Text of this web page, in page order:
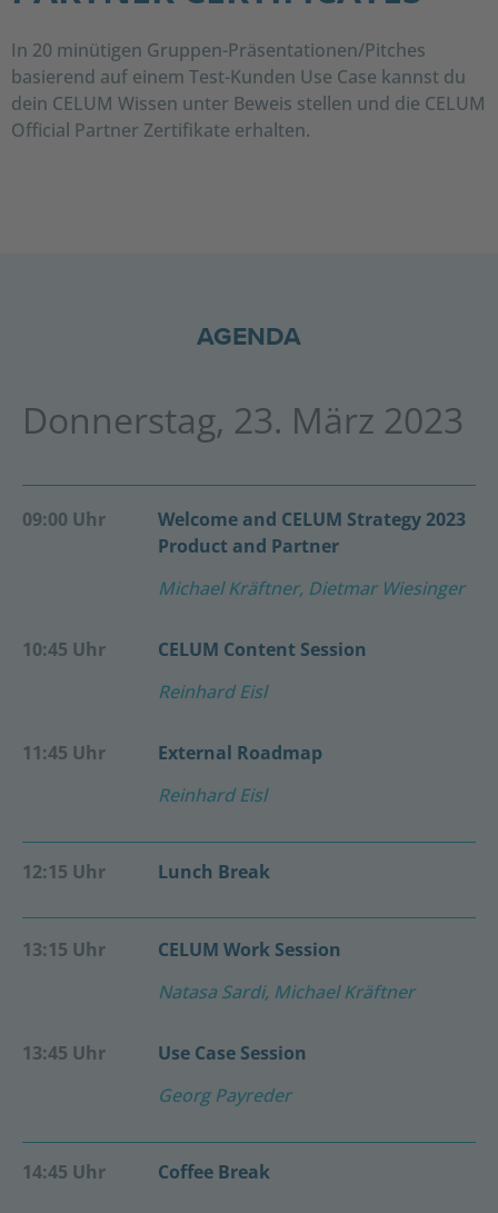
In 20 minütigen Gruppen-Präsentationen/Pitches
basierend auf einem Test-Kunden Use Case kannst du
dein CELUM Wissen unter Beweis stellen und die CELUM
Official Partner Zertifikate erhalten.
AGENDA
Donnerstag, 23. März 2023
09:00 Uhr
Welcome and CELUM Strategy 2023
Product and Partner
Michael Kräftner, Dietmar Wiesinger
10:45 Uhr
CELUM Content Session
Reinhard Eisl
11:45 Uhr
External Roadmap
Reinhard Eisl
12:15 Uhr Lunch Break
13:15 Uhr
CELUM Work Session
Natasa Sardi, Michael Kräftner
13:45 Uhr
Use Case Session
Georg Payreder
14:45 Uhr Coffee Break